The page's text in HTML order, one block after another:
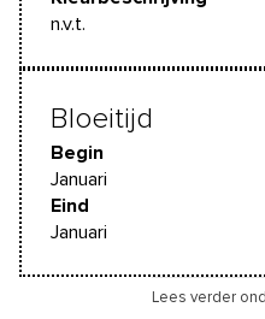
n.v.t.
Bloeitijd
Begin
Januari
Eind
Januari
Lees verder